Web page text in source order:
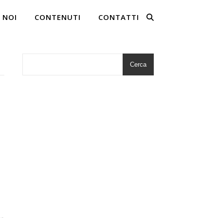
NOI CONTENUTI CONTATTI
Cerca